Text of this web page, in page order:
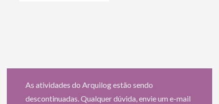
As atividades do Arquilog estão sendo
descontinuadas. Qualquer dúvida, envie um e-mail